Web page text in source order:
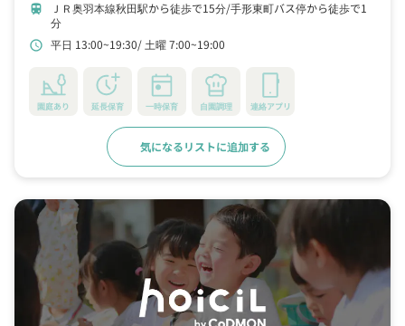
train ＪＲ奥羽本線秋田駅から徒歩で15分 手形東町バス停から徒歩で1
分
schedule 平日 13:00~19:30 土曜 7:00~19:00
園庭あり 延長保育 一時保育 自園調理 連絡アプリ
気になるリストに追加する